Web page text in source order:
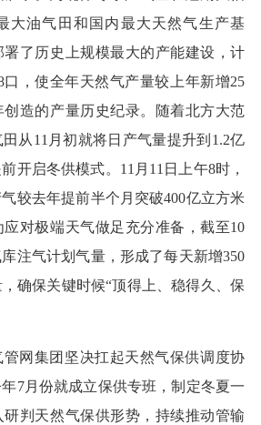
大油气田和国内最大天然气生产基
了历史上规模最大的产能建设，计
口，使全年天然气产量较上年新增25
造的产量历史纪录。随着北方大范
从11月初就将日产气量提升到1.2亿
开启冬供模式。11月11日上午8时，
较去年提前半个月突破400亿立方米
对极端天气做足充分准备，截至10
注气计划气量，形成了每天新增350
确保关键时候“顶得上、稳得久、保
管网集团坚决扛起天然气保供调度协
7月份就成立保供专班，制定冬夏一
判天然气保供形势，持续推动管输